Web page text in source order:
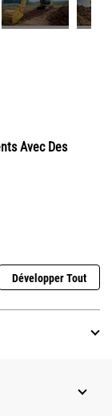
Avec Des
Développer Tout